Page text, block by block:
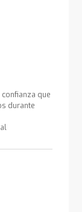
confianza que
durante